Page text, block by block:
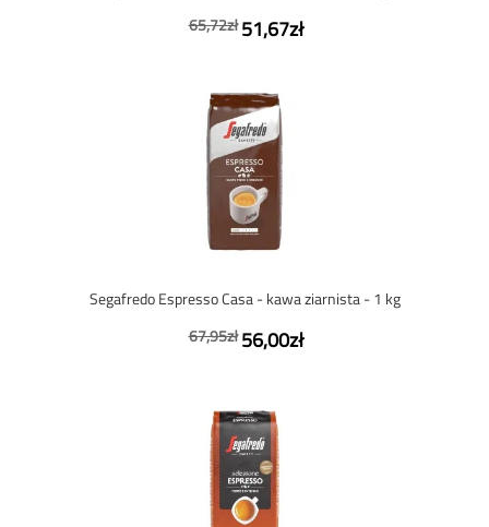
65,72zł 51,67zł
Segafredo Espresso Casa - kawa ziarnista - 1 kg
67,95zł 56,00zł